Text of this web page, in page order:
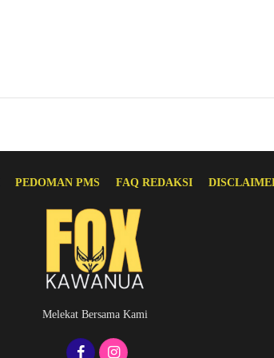
PEDOMAN PMS FAQ REDAKSI
Melekat Bersama Kami